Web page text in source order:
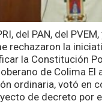
del PAN, del
rechazaron la
la Constitución
de Colima El
ordinaria, votó en
de decreto por